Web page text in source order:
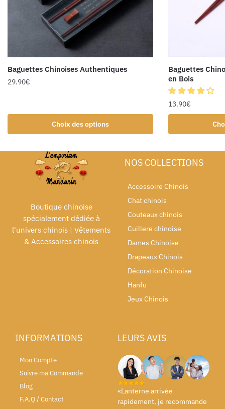
Baguettes Chinoises Authentiques
29.90€
Choix des options
Baguettes
en Bois
13.90€
Boutique chinoise
spécialement dédiée à
l'univers chinois | Vêtements
& Accessoires chinois
NOS COLLECTIONS
Accessoire Chinois
Chat chinois
Couteaux chinois
Cuillere chinoise
Dames Chinoise
Drapeaux Chinois
Décoration Chinoise
Hanfu
Jeux Chinois
INFORMATIONS
Mon Compte
Suivre ma Commande
Blog
F.A.Q / Contact
LEURS AVIS
«Lanterne arrivée
rapidement, je recommande